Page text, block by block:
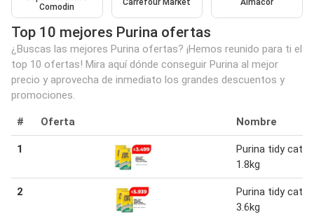
Comodin
Carrefour Market Almacor
Top 10 mejores Purina ofertas
¿Buscas las mejores Purina ofertas? ¡Hemos reunido para ti el
top 10 ofertas! Mira aquí dónde conseguir Purina al mejor
precio y aprovecha de inmediato los grandes descuentos y
promociones.
# Oferta Nombre
1
Purina tidy cats
1.8kg
2
Purina tidy cats
3.6kg